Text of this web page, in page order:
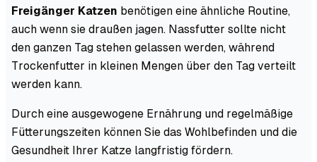
Freigänger Katzen benötigen eine ähnliche Routine,
auch wenn sie draußen jagen. Nassfutter sollte nicht
den ganzen Tag stehen gelassen werden, während
Trockenfutter in kleinen Mengen über den Tag verteilt
werden kann.
Durch eine ausgewogene Ernährung und regelmäßige
Fütterungszeiten können Sie das Wohlbefinden und die
Gesundheit Ihrer Katze langfristig fördern.